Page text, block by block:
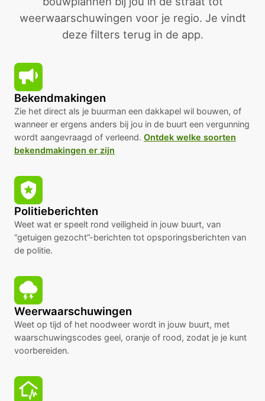
weerwaarschuwingen voor je regio. Je vindt
deze filters terug in de app.
Bekendmakingen
Zie het direct als je buurman een dakkapel wil bouwen, of
wanneer er ergens anders bij jou in de buurt een vergunning
wordt aangevraagd of verleend. Ontdek welke soorten
bekendmakingen er zijn
Politieberichten
Weet wat er speelt rond veiligheid in jouw buurt, van
“getuigen gezocht”-berichten tot opsporingsberichten van
de politie.
Weerwaarschuwingen
Weet op tijd of het noodweer wordt in jouw buurt, met
waarschuwingscodes geel, oranje of rood, zodat je je kunt
voorbereiden.